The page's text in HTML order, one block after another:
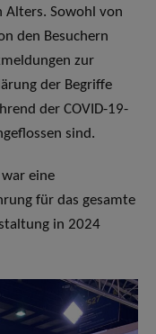
Alters. Sowohl von
den Besuchern
zur
der Begriffe
der COVID-19-
sind.
war eine
für das gesamte
in 2024